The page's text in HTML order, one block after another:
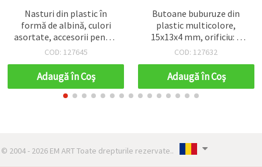
Nasturi din plastic în
formă de albină, culori
asortate, accesorii pentru
cusut și scrapbooking,
casă, 22x17x3 mm, gaură 2
mm - 10 buc.
COD: 127645
Adaugă în Coş
Butoane buburuze din
plastic multicolore,
15x13x4 mm, orificiu: 4
mm, culori mixte și negru
COD: 127632
Adaugă în Coş
© 2004 - 2026 EM ART Toate drepturile rezervate..